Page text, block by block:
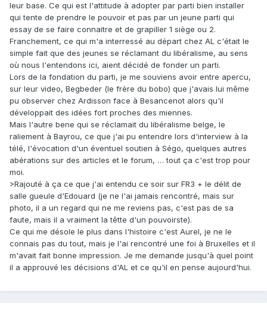
leur base. Ce qui est l'attitude à adopter par parti bien installer
qui tente de prendre le pouvoir et pas par un jeune parti qui
essay de se faire connaitre et de grapiller 1 siège ou 2.
Franchement, ce qui m'a interressé au départ chez AL c'était le
simple fait que des jeunes se réclamant du libéralisme, au sens
où nous l'entendons ici, aient décidé de fonder un parti.
Lors de la fondation du parti, je me souviens avoir entre apercu,
sur leur video, Begbeder (le frère du bobo) que j'avais lui même
pu observer chez Ardisson face à Besancenot alors qu'il
développait des idées fort proches des miennes.
Mais l'autre bene qui se réclamait du libéralisme belge, le
raliement à Bayrou, ce que j'ai pu entendre lors d'interview à la
télé, l'évocation d'un éventuel soutien à Ségo, quelques autres
abérations sur des articles et le forum, … tout ça c'est trop pour
moi.
>Rajouté à ça ce que j'ai entendu ce soir sur FR3 + le délit de
salle gueule d'Edouard (je ne l'ai jamais rencontré, mais sur
photo, il a un regard qui ne me reviens pas, c'est pas de sa
faute, mais il a vraiment la têtte d'un pouvoirste).
Ce qui me désole le plus dans l'histoire c'est Aurel, je ne le
connais pas du tout, mais je l'ai rencontré une foi à Bruxelles et il
m'avait fait bonne impression. Je me demande jusqu'à quel point
il a approuvé les décisions d'AL et ce qu'il en pense aujourd'hui.